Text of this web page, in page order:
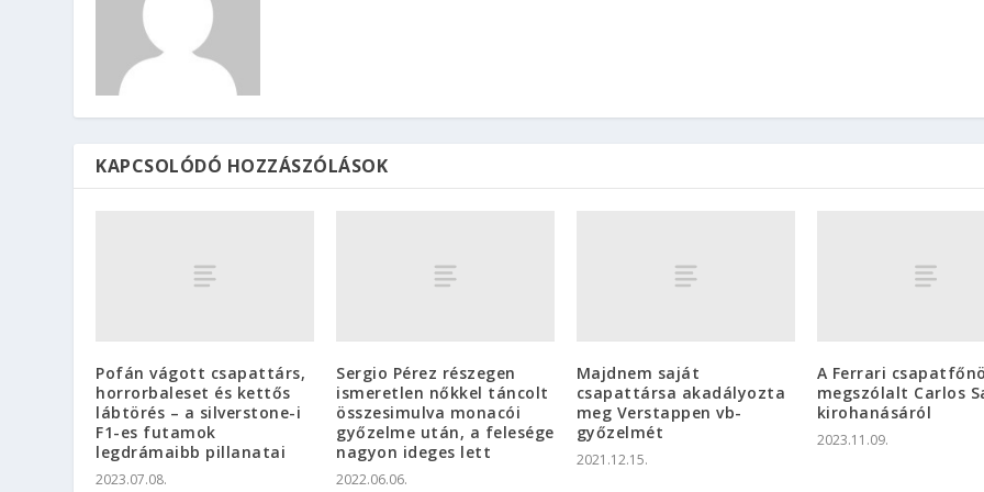
KAPCSOLÓDÓ HOZZÁSZÓLÁSOK
Pofán vágott csapattárs,
horrorbaleset és kettős
lábtörés – a silverstone-i
F1-es futamok
legdrámaibb pillanatai
2023.07.08.
Sergio Pérez részegen
ismeretlen nőkkel táncolt
összesimulva monacói
győzelme után, a felesége
nagyon ideges lett
2022.06.06.
Majdnem saját
csapattársa akadályozta
meg Verstappen vb-
győzelmét
2021.12.15.
A Ferrari
megszólalt Carlos
kirohanásáról
2023.11.09.